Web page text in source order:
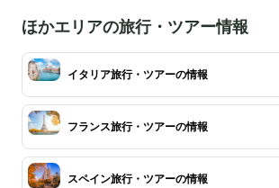
ほかエリアの旅行・ツアー情報
イタリア旅行・ツアーの情報
フランス旅行・ツアーの情報
スペイン旅行・ツアーの情報